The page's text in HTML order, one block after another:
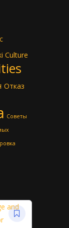
Culture
Отказ
Советы